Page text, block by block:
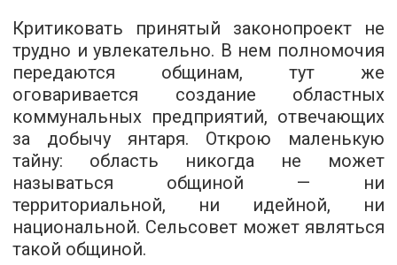
Критиковать принятый законопроект не
трудно и увлекательно. В нем полномочия
передаются общинам, тут же
оговаривается создание областных
коммунальных предприятий, отвечающих
за добычу янтаря. Открою маленькую
тайну: область никогда не может
называться общиной — ни
территориальной, ни идейной, ни
национальной. Сельсовет может являться
такой общиной.